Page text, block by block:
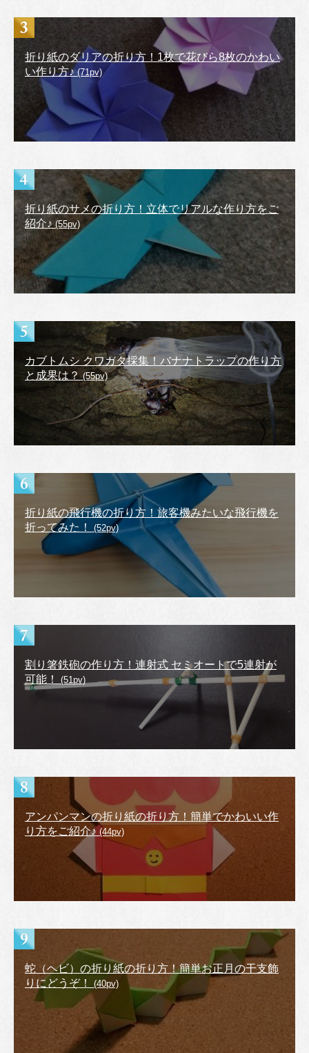
折り紙のダリアの折り方！1枚で花びら8枚のかわい
い作り方♪(71pv)
折り紙のサメの折り方！立体でリアルな作り方をご
紹介♪(55pv)
カブトムシ クワガタ採集！バナナトラップの作り方
と成果は？(55pv)
折り紙の飛行機の折り方！旅客機みたいな飛行機を
折ってみた！
(52pv)
割り箸鉄砲の作り方！連射式 セミオートで5連射が
可能！
(51pv)
アンパンマンの折り紙の折り方！簡単でかわいい作
り方をご紹介♪ (44pv)
蛇（ヘビ）の折り紙の折り方！簡単お正月の干支飾
りにどうぞ！
(40pv)